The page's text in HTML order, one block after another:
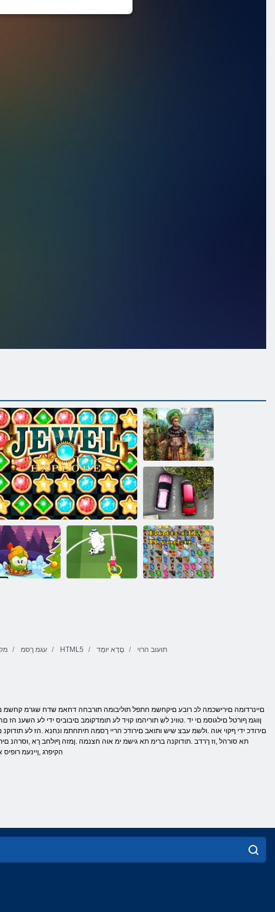
2 המוזטנומ
תורצוא
הינח םעז
עגמ ךסמ HTML5 םָדָא יּומְד תועוב הרוי
ןווגמ ףורטל םילגוסמ םי יד .טווינ לש תוריהמו קויד לע תומדקומב םיבוביס ידי לע
םירודכ ידי ףקוי אוה .ולשמ עבצ שיש ותואב םירודכ הריי ךסמה תיתחתמ ונחנא .הז לע
תא סורהל ,וז ךרדב .תודוקנה ברימ תא גישמ ימ אוה חצנמה .ןמזה ףולחב ךא ,וסרהנ
הקיפרג ,ןיינעמ